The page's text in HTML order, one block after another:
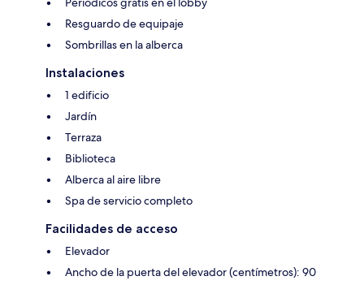
Resguardo de equipaje
Sombrillas en la alberca
Instalaciones
1 edificio
Jardín
Terraza
Biblioteca
Alberca al aire libre
Spa de servicio completo
Facilidades de acceso
Elevador
Ancho de la puerta del elevador (centímetros): 90